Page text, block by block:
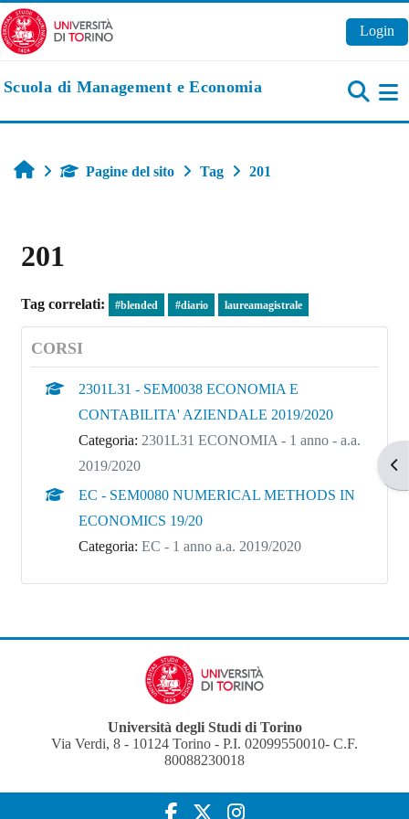
Vai al contenuto principale
Login
Scuola di Management e Economia
HomePagine del sito Tag 201
201
Tag correlati: #blended #diario laureamagistrale
CORSI
2301L31 - SEM0038 ECONOMIA E
CONTABILITA' AZIENDALE 2019/2020
Categoria: 2301L31 ECONOMIA - 1 anno - a.a.
2019/2020
EC - SEM0080 NUMERICAL METHODS IN
ECONOMICS 19/20
Categoria: EC - 1 anno a.a. 2019/2020
Università degli Studi di Torino
Via Verdi, 8 - 10124 Torino - P.I. 02099550010- C.F.
80088230018